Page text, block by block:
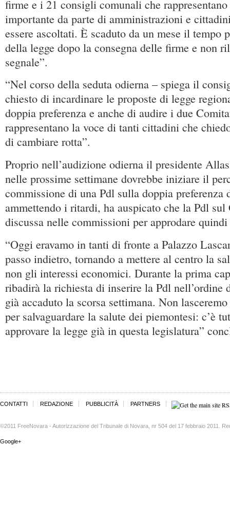
firme e i 21 consigli comunali che rappresentano
importante da parte di amministrazioni e
essere ascoltati. È scaduto da un mese il tempo
della legge dopo la consegna delle firme e non
segnale”.
“Nel corso della seduta odierna – spiega il
chiesto di incardinare le proposte di legge
doppia preferenza e anche di audire i due
rappresentano la voce di tanti cittadini che
di cambiare rotta”.
Proprio nell’audizione odierna il presidente
nelle prossime settimane dovrebbe iniziare il
commissione di una Pdl sulla doppia preferenza
ammettendo i ritardi, ha auspicato che la Pdl sul
discussa nelle commissioni per approdare
“Oggi eravamo in tanti di fronte a Palazzo
passo indietro, tornando a mettere al centro la
non gli interessi economici. Durante la prima
ribadirà la richiesta di inserire la Pdl nell’ordine
già accaduto la scorsa settimana. Non
per salvaguardare la salute dei piemontesi: c’è
approvare la legge già in questa legislatura”
CONTATTI REDAZIONE PUBBLICITÀ PARTNERS
©2011 FreeNovara - Autorizzazione del Tribunale di Novara, nr 504 del 17 febbraio 2011.
Google+